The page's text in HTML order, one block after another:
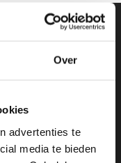
Over
advertenties te
media te bieden